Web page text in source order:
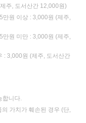
주, 도서산간 12,000원)
만원 이상 : 3,000원 (제주,
만원 미만 : 3,000원 (제주,
: 3,000원 (제주, 도서산간
합니다.
가치가 훼손된 경우 (단,